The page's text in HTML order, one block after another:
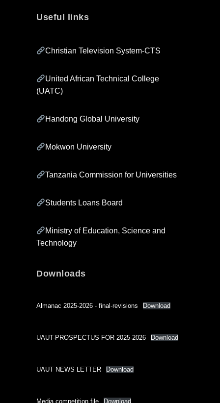
Useful links
Christian Television System-CTS
United African Technical College
(UATC)
Handong Global University
Mokwon University
Tanzania Commission for Universities
Students Loans Board
Ministry of Education, Science and
Technology
Downloads
Almanac 2025-2026 - final-revisions Download
UAUT-PROSPECTUS FOR 2025-2026 Download
UAUT NEWS LETTER Download
Media competition file Download